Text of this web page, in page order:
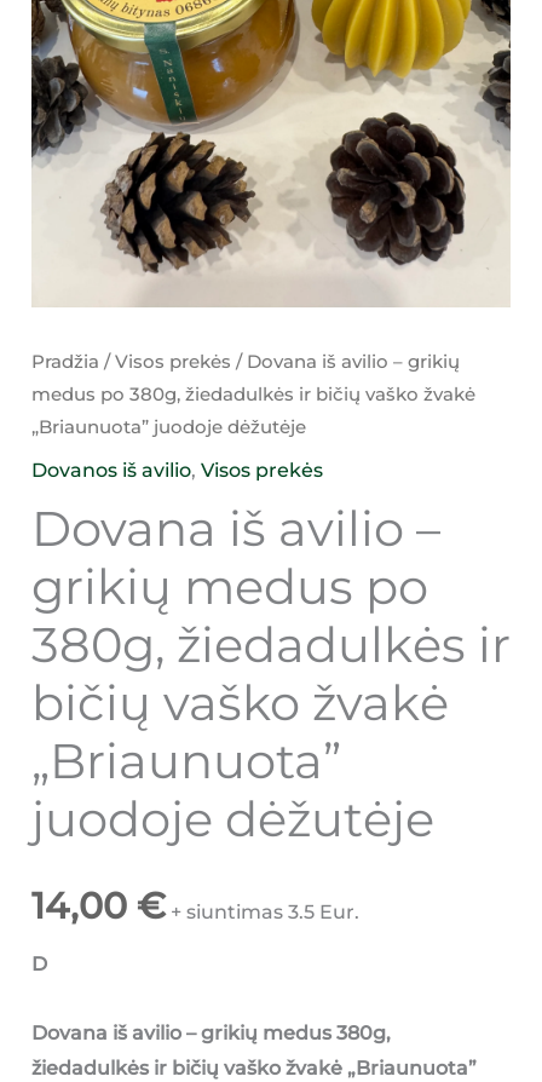
Pradžia /Visos prekės / Dovana iš avilio – grikių
medus po 380g, žiedadulkės ir bičių vaško žvakė
„Briaunuota” juodoje dėžutėje
Dovanos iš avilio, Visos prekės
Dovana iš avilio –
grikių medus po
380g, žiedadulkės ir
bičių vaško žvakė
„Briaunuota”
juodoje dėžutėje
14,00 € + siuntimas 3.5 Eur.
D
Dovana iš avilio – grikių medus 380g,
žiedadulkės ir bičių vaško žvakė „Briaunuota”